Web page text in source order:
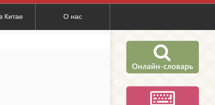
Китае О нас